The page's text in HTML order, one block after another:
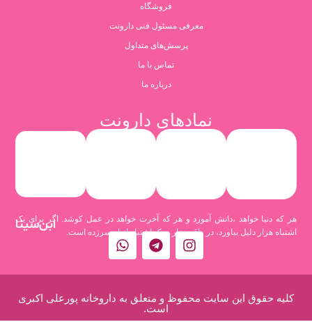
فروشگاه
معرفی مسئول فنی دارونت
پرسش‌های متداول
تماس با ما
درباره ما
نمادهای دارونت
هر که دنیا خواهد ،دانش آموزد و هر که آخرت خواهد در عمل کوشد. اگر برای یک
اشتباه هزار دلیل بیاورد، در واقع هزار و یک اشتباه از او سرزده است.
ابن‌سینا
کلیه حقوق این سایت محفوظ و متعلق به داروخانه پورعلی اکبری
است.